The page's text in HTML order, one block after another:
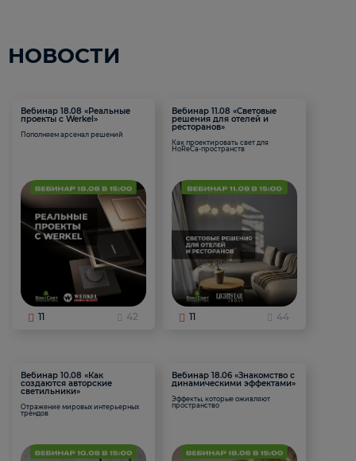
НОВОСТИ
Вебинар 18.08 «Реальные
проекты с Werkel»
Пополняем арсенал решений
11 42
Вебинар 11.08 «Световые
решения для отелей и
ресторанов»
Как проектировать свет для
HoReCa-пространств
11 44
Вебинар 10.08 «Как
создаются авторские
светильники»
Отражение мировых интерьерных
трендов
Вебинар 18.06 «Знакомство с
динамическими эффектами»
Эффекты, которые оживляют
пространство